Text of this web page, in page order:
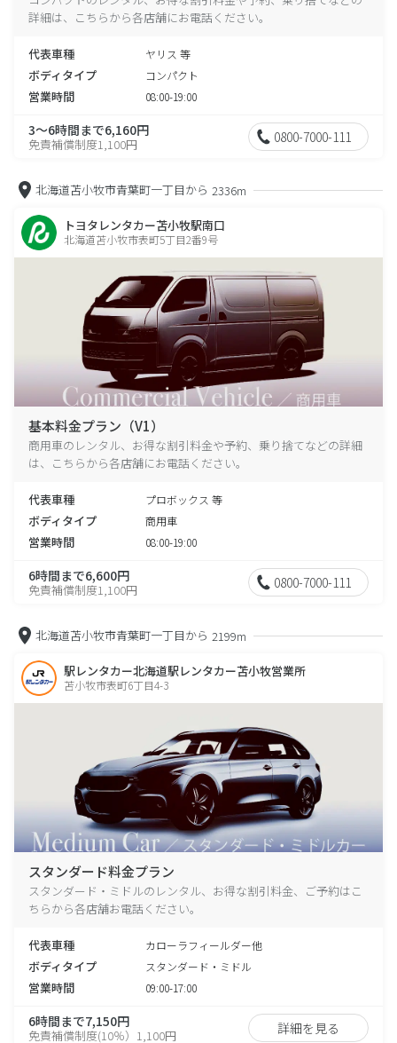
詳細は、こちらから各店舗にお電話ください。
代表車種 ヤリス 等
ボディタイプ コンパクト
営業時間 08:00-19:00
3～6時間まで6,160円
免責補償制度1,100円 0800-7000-111
北海道苫小牧市青葉町一丁目から 2336m
トヨタレンタカー苫小牧駅南口
北海道苫小牧市表町5丁目2番9号
基本料金プラン（V1）
商用車のレンタル、お得な割引料金や予約、乗り捨てなどの詳細
は、こちらから各店舗にお電話ください。
代表車種 プロボックス 等
ボディタイプ 商用車
営業時間 08:00-19:00
6時間まで6,600円
免責補償制度1,100円 0800-7000-111
北海道苫小牧市青葉町一丁目から 2199m
駅レンタカー北海道駅レンタカー苫小牧営業所
苫小牧市表町6丁目4-3
スタンダード料金プラン
スタンダード・ミドルのレンタル、お得な割引料金、ご予約はこ
ちらから各店舗お電話ください。
代表車種 カローラフィールダー他
ボディタイプ スタンダード・ミドル
営業時間 09:00-17:00
6時間まで7,150円
免責補償制度(10％）1,100円 詳細を見る